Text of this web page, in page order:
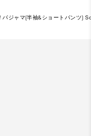
/ パジャマ(半袖&ショートパンツ)